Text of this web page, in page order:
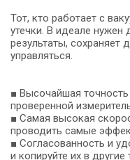
Тот, кто работает с
утечки. В идеале нужен
результаты, сохраняет
управляться.
■ Высочайшая
проверенной
■ Самая высокая
проводить самые
■ Согласованность и
и копируйте их в другие